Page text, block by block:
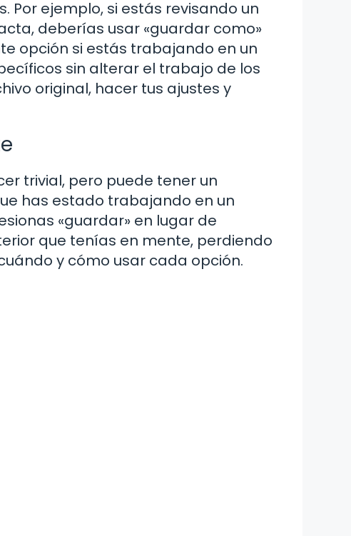
Por ejemplo, si estás revisando un
deberías usar «guardar como»
opción si estás trabajando en un
sin alterar el trabajo de los
original, hacer tus ajustes y
trivial, pero puede tener un
has estado trabajando en un
«guardar» en lugar de
que tenías en mente, perdiendo
y cómo usar cada opción.